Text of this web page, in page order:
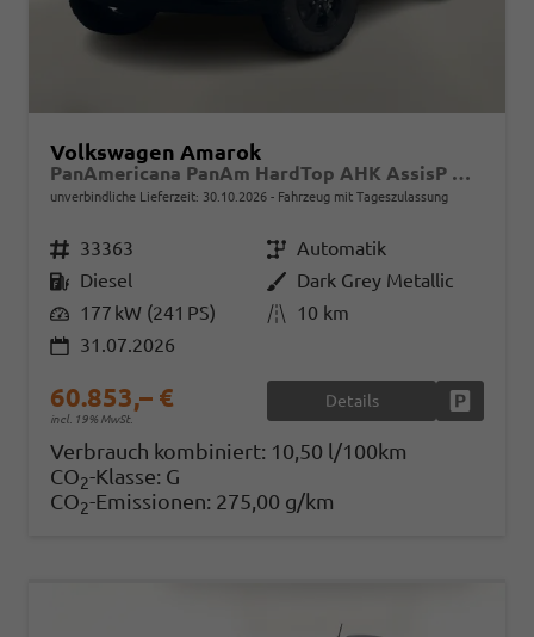
Volkswagen Amarok
PanAmericana PanAm HardTop AHK AssisP Matrix Klimaaut
unverbindliche Lieferzeit: 30.10.2026 Fahrzeug mit Tageszulassung
Fahrzeugnr. 33363 GetriebeAutomatik
Kraftstoff Diesel AußenfarbeDark Grey Metallic
Leistung 177 kW (241 PS) Kilometerstand 10 km
31.07.2026
60.853,– €
incl. 19% MwSt.
Details
Verbrauch kombiniert: 10,50 l/100km
CO2-Klasse: G
CO2-Emissionen: 275,00 g/km